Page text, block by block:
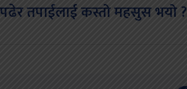
तपाईलाई कस्तो महसुस भयो ?